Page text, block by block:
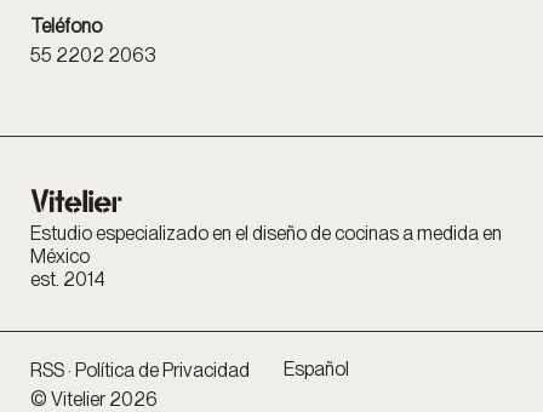
Teléfono
55 2202 2063
Estudio especializado en el diseño de cocinas a medida en
México
est. 2014
RSS· Política de Privacidad
© Vitelier 2026
Español